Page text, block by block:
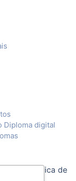
Diploma digital
Política de